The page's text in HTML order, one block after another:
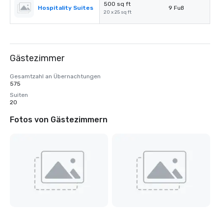
Hospitality Suites
500 sq ft
20 x 25 sq ft
9 Fuß
Gästezimmer
Gesamtzahl an Übernachtungen
575
Suiten
20
Fotos von Gästezimmern